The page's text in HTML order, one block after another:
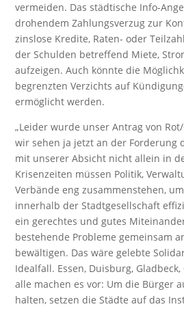
vermeiden. Das städtische Info-
drohendem Zahlungsverzug zur
zinslose Kredite, Raten- oder
der Schulden betreffend Miete,
aufzeigen. Auch könnte die
begrenzten Verzichts auf
ermöglicht werden.
„Leider wurde unser Antrag von
wir sehen ja jetzt an der Forderung
mit unserer Absicht nicht allein in
Krisenzeiten müssen Politik,
Verbände eng zusammenstehen,
innerhalb der Stadtgesellschaft
ein gerechtes und gutes
bestehende Probleme gemeinsam
bewältigen. Das wäre gelebte
Idealfall. Essen, Duisburg, Gladbeck,
alle machen es vor: Um die Bürger
halten, setzen die Städte auf das